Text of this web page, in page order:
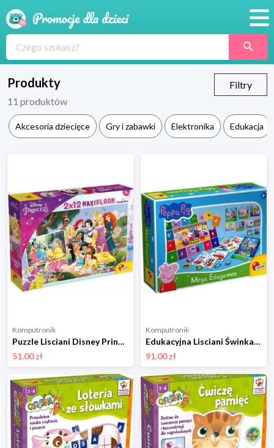
Blog
Produkty
Filtry
11 produktów
Akcesoria dziecięce Gry i zabawki Elektronika Edukacja
Komputronik
Puzzle Lisciani Disney Princess Maxi Dwustronne 24 el. 86566
51.00 zł
Komputronik
Edukacyjna Lisciani Świnka Peppa Mega Zestaw Gier Edukacyjnych 92062
91.00 zł